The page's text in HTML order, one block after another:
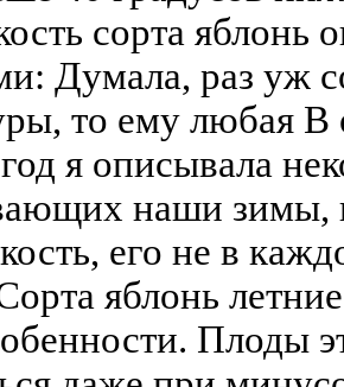
сорта яблонь
Думала, раз уж
то ему любая В
я описывала
наши зимы,
его не в
яблонь
Плоды